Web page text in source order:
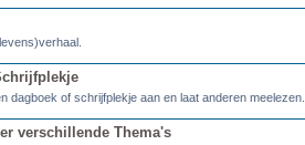
dagboek of schrijfplekje aan en laat anderen meelezen.
verschillende Thema's